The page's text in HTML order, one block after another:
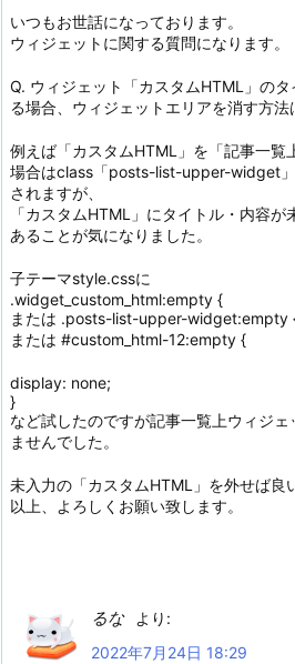
いつもお世話になっております。
ウィジェットに関する質問になります。
Q. ウィジェット「カスタムHTML」の
る場合、ウィジェットエリアを消す方法
例えば「カスタムHTML」を「記事一覧
場合はclass「posts-list-upper-widget
されますが、
「カスタムHTML」にタイトル・内容
あることが気になりました。
子テーマstyle.cssに
.widget_custom_html:empty {
または .posts-list-upper-widget:empty
または #custom_html-12:empty {
display: none;
}
など試したのですが記事一覧上ウィジ
ませんでした。
未入力の「カスタムHTML」を外せば良
以上、よろしくお願い致します。
るな
より:
2022年7月24日 18:29